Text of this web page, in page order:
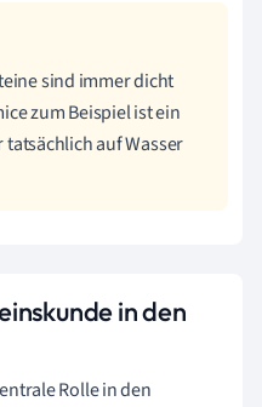
sind immer dicht
zum Beispiel ist ein
auf Wasser
in den
Rolle in den